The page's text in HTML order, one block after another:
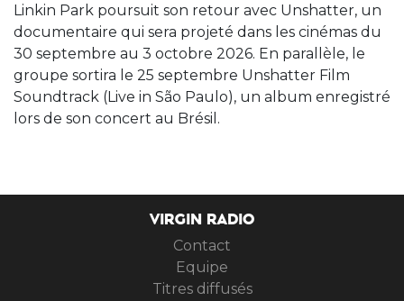
Linkin Park poursuit son retour avec Unshatter, un
documentaire qui sera projeté dans les cinémas du
30 septembre au 3 octobre 2026. En parallèle, le
groupe sortira le 25 septembre Unshatter Film
Soundtrack (Live in São Paulo), un album enregistré
lors de son concert au Brésil.
VIRGIN RADIO
Contact
Equipe
Titres diffusés